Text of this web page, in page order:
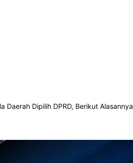
Daerah Dipilih DPRD, Berikut Alasannya